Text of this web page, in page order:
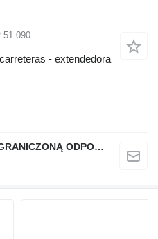
51.090
- extendedora
POLBUD POLAK SPÓŁKA Z OGRANICZONĄ ODPOWIEDZIALNOŚCIĄ